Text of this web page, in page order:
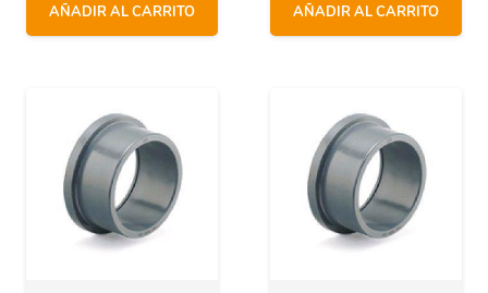
AÑADIR AL CARRITO AÑADIR AL CARRITO